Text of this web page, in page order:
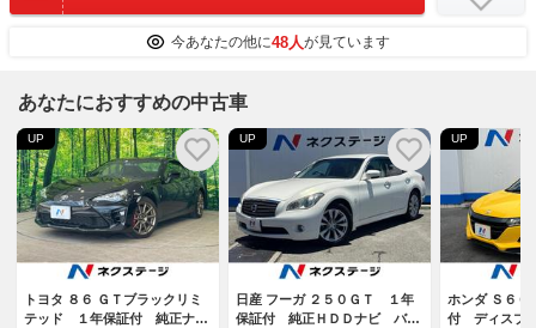
今あなたの他に48人が見ています
あなたにおすすめの中古車
UP
トヨタ ８６ ＧＴブラックリミ
テッド １年保証付 純正ナ
UP
日産 フーガ ２５０ＧＴ １年
保証付 純正ＨＤＤナビ バッ
UP
ホンダ Ｓ６
付 ディスプ